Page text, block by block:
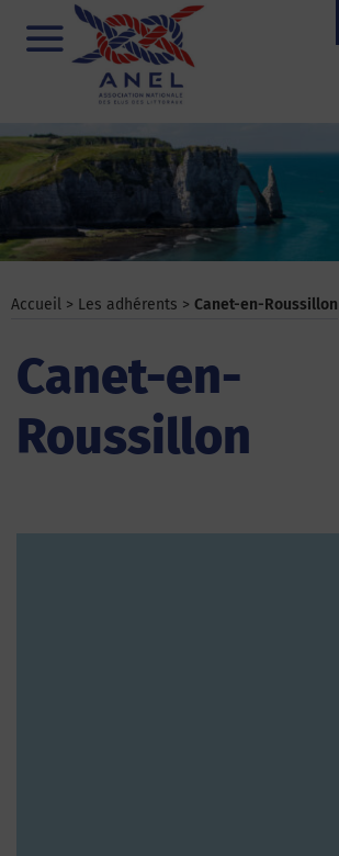
Menu
Accueil > Les adhérents > Canet-en-Roussillon
Canet-en-
Roussillon